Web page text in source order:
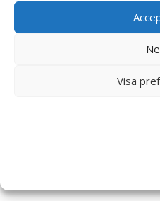
Visa
Joy, stor 11x19cm –
lyktor/
Din e-postadress kommer